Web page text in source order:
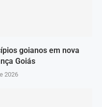
goianos em nova
Goiás
2026